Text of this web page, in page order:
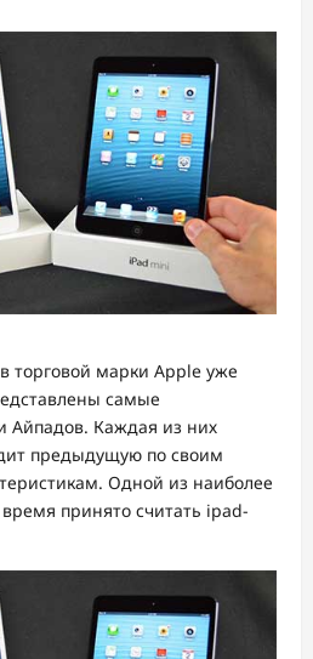
торговой марки Apple уже
самые
Айпадов. Каждая из них
предыдущую по своим
Одной из наиболее
принято считать ipad-